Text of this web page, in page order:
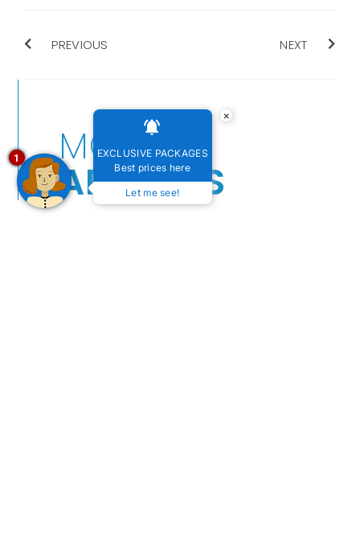
PREVIOUS NEXT
MORE
ARTICLES
×
EXCLUSIVE PACKAGES
Best prices here
Let me see!
1